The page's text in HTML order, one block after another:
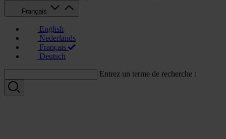
Français
English
Nederlands
Français
Deutsch
Entrez un terme de recherche :